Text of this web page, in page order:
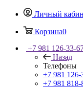
Личный
Корзина0
+7 981 126-33-
Назад
Телефоны
+7 981 126-
+7 981 818-